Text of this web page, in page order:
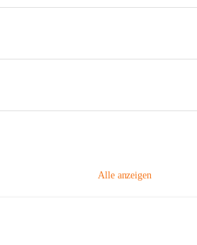
Alle anzeigen